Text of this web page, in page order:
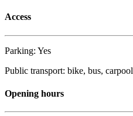
Access
Parking: Yes
Public transport: bike, bus, carpool
Opening hours